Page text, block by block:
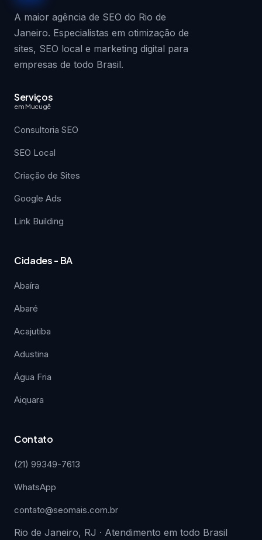
A maior agência de SEO do Rio de
Janeiro. Especialistas em otimização de
sites, SEO local e marketing digital para
empresas de todo Brasil.
Serviços
em Mucugê
Consultoria SEO
SEO Local
Criação de Sites
Google Ads
Link Building
Cidades - BA
Abaíra
Abaré
Acajutiba
Adustina
Água Fria
Aiquara
Contato
(21) 99349-7613
WhatsApp
contato@seomais.com.br
Rio de Janeiro, RJ · Atendimento em todo Brasil